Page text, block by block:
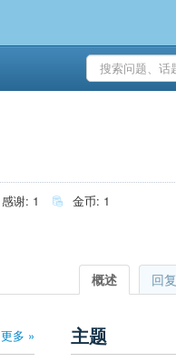
感谢: 1  金币: 1
回复
概述
更多 » 主题